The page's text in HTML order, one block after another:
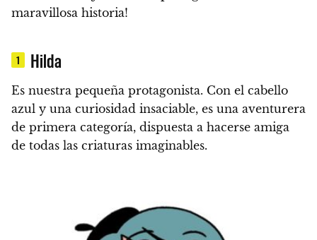
maravillosa historia!
1 Hilda
Es nuestra pequeña protagonista. Con el cabello
azul y una curiosidad insaciable, es una aventurera
de primera categoría, dispuesta a hacerse amiga
de todas las criaturas imaginables.